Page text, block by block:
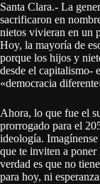
Santa Clara.- La
sacrificaron en
nietos vivieran en un
Hoy, la mayoría de
porque los hijos y
desde el capitalismo-
«democracia
Ahora, lo que fue el
prorrogado para el
ideología. Imagínense
que te inviten a poner
verdad es que no
para hoy, ni